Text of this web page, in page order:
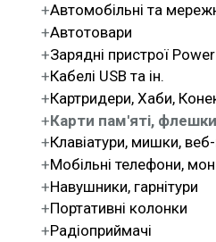
Автомобільні та
Автотовари
Зарядні пристрої
Кабелі USB та ін.
Картридери, Хаби,
Карти пам'яті,
Клавіатури, мишки,
Мобільні телефони,
Навушники, гарнітури
Портативні колонки
Радіоприймачі